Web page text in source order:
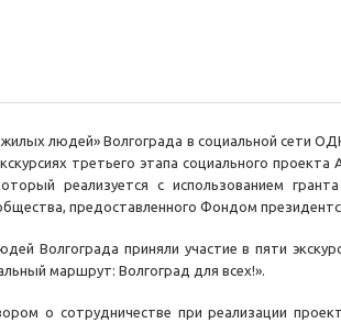
людей» Волгограда в социальной сети
третьего этапа социального
реализуется с использованием
предоставленного Фондом
Волгограда приняли участие в пяти
маршрут: Волгоград для всех!».
о сотрудничестве при реализации